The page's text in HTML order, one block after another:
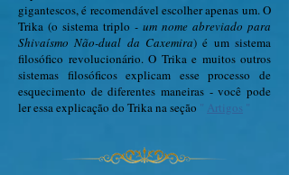
gigantescos, é recomendável escolher apenas um. O
Trika (o sistema triplo - um nome abreviado para
Shivaísmo Não-dual da Caxemira) é um sistema
filosófico revolucionário. O Trika e muitos outros
sistemas filosóficos explicam esse processo de
esquecimento de diferentes maneiras - você pode
ler essa explicação do Trika na seção " Artigos "